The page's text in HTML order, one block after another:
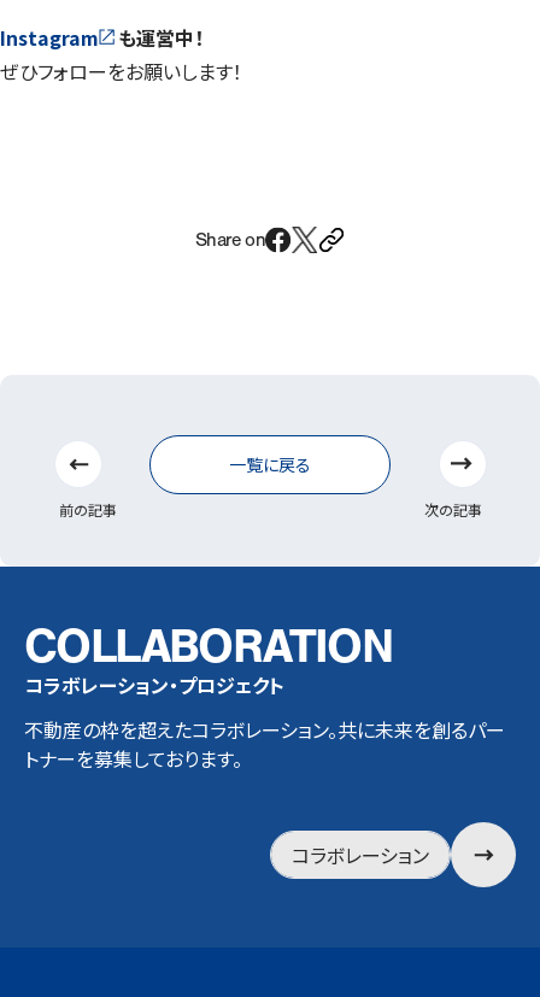
Instagram
も運営中！
ぜひフォローをお願いします！
Share on
前の記事 一覧に戻る 次の記事
COLLABORATION
コラボレーション・プロジェクト
不動産の枠を超えたコラボレーション。共に未来を創るパー
トナーを募集しております。
コラボレーション